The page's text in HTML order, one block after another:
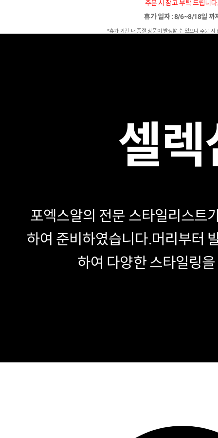
주문 시 참고 부탁 드립니
휴가 일자 : 8/6~8/18일 까
*휴가 기간 내 품절 상품이 발생할 수 있으니 주문 시
셀렉
포엑스알의 전문 스타일리스트
하여 준비하였습니다.머리부터
하여 다양한 스타일링